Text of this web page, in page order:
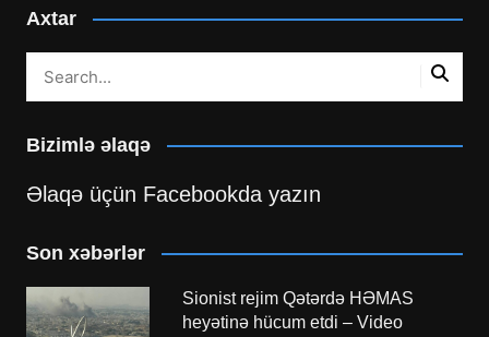
Axtar
Bizimlə əlaqə
Əlaqə üçün Facebookda yazın
Son xəbərlər
Sionist rejim Qətərdə HƏMAS
heyətinə hücum etdi – Video